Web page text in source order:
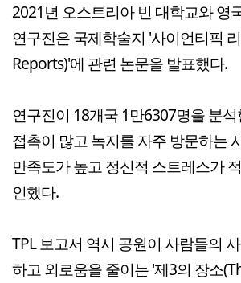
2021년 오스트리아 빈 대학교와 영
연구진은 국제학술지 '사이언티픽
Reports)'에 관련 논문을 발표했다.
연구진이 18개국 1만6307명을 분
접촉이 많고 녹지를 자주 방문하는
만족도가 높고 정신적 스트레스가
인했다.
TPL 보고서 역시 공원이 사람들의
하고 외로움을 줄이는 '제3의 장소